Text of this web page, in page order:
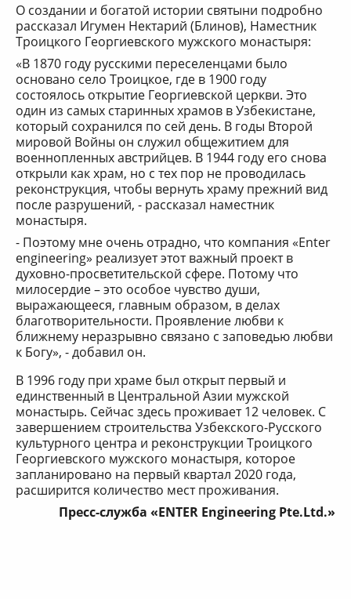
О создании и богатой истории святыни подробно
рассказал Игумен Нектарий (Блинов), Наместник
Троицкого Георгиевского мужского монастыря:
«В 1870 году русскими переселенцами было
основано село Троицкое, где в 1900 году
состоялось открытие Георгиевской церкви. Это
один из самых старинных храмов в Узбекистане,
который сохранился по сей день. В годы Второй
мировой Войны он служил общежитием для
военнопленных австрийцев. В 1944 году его снова
открыли как храм, но с тех пор не проводилась
реконструкция, чтобы вернуть храму прежний вид
после разрушений, - рассказал наместник
монастыря.
- Поэтому мне очень отрадно, что компания «Enter
engineering» реализует этот важный проект в
духовно-просветительской сфере. Потому что
милосердие – это особое чувство души,
выражающееся, главным образом, в делах
благотворительности. Проявление любви к
ближнему неразрывно связано с заповедью любви
к Богу», - добавил он.
В 1996 году при храме был открыт первый и
единственный в Центральной Азии мужской
монастырь. Сейчас здесь проживает 12 человек. С
завершением строительства Узбекского-Русского
культурного центра и реконструкции Троицкого
Георгиевского мужского монастыря, которое
запланировано на первый квартал 2020 года,
расширится количество мест проживания.
Пресс-служба «ENTER Engineering Pte.Ltd.»